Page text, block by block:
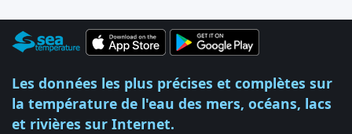
Les données les plus précises et complètes sur
la température de l'eau des mers, océans, lacs
et rivières sur Internet.